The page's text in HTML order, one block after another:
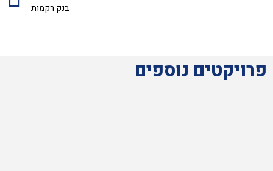
בנק רקמות
פרויקטים נוספים